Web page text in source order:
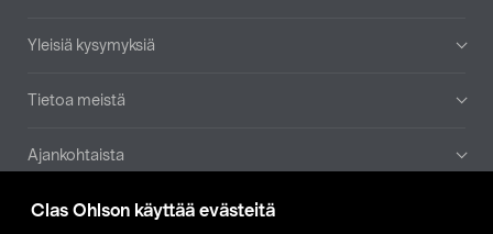
Clas Ohlson käyttää evästeitä
Yleisiä kysymyksiä
Tietoa meistä
Ajankohtaista
Muut yrityksemme